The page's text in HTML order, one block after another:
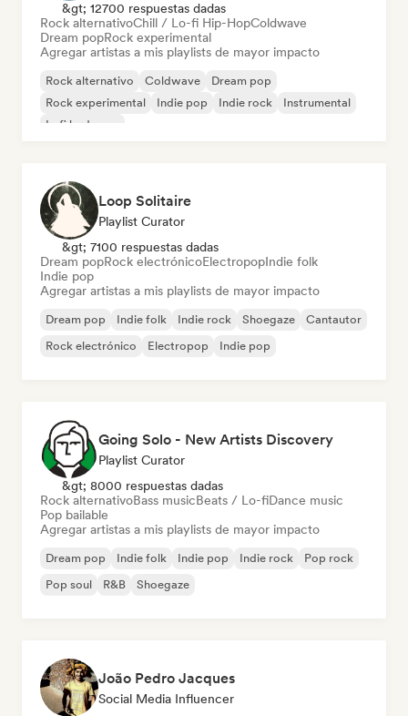
&gt; 12700 respuestas dadas
Rock alternativoChill / Lo-fi Hip-HopColdwave
Dream popRock experimental
Agregar artistas a mis playlists de mayor impacto
Rock alternativo Coldwave
Dream pop
Rock experimental
Indie pop Indie rock
Instrumental
Lofi bedroom
Loop Solitaire
Playlist Curator
&gt; 7100 respuestas dadas
Dream popRock electrónicoElectropopIndie folk
Indie pop
Agregar artistas a mis playlists de mayor impacto
Dream pop Indie folk Indie rock Shoegaze
Cantautor
Rock electrónico
Electropop Indie pop
Going Solo - New Artists Discovery
Playlist Curator
&gt; 8000 respuestas dadas
Rock alternativoBass musicBeats / Lo-fiDance music
Pop bailable
Agregar artistas a mis playlists de mayor impacto
Dream pop Indie folk Indie pop Indie rock
Pop rock
Pop soul
R&B Shoegaze
João Pedro Jacques
Social Media Influencer